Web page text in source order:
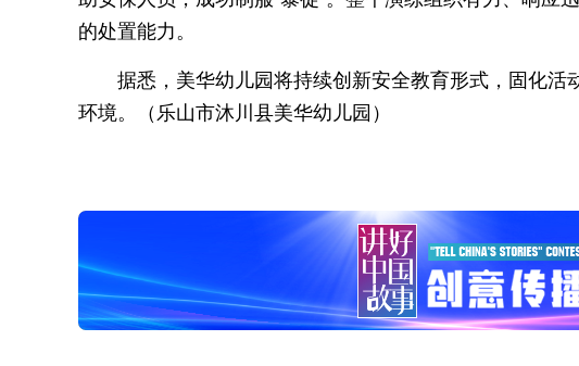
的处置能力。
据悉，美华幼儿园将持续创新安全教育形式，固化
环境。（乐山市沐川县美华幼儿园）